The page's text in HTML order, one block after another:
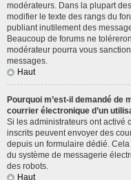
modérateurs. Dans la plupart
modifier le texte des rangs du
publiant inutilement des
Beaucoup de forums ne
modérateur pourra vous
messages.
Haut
Pourquoi m’est-il demandé de
courrier électronique d’un
Si les administrateurs ont activé
inscrits peuvent envoyer des
depuis un formulaire dédié.
du système de messagerie
des robots.
Haut